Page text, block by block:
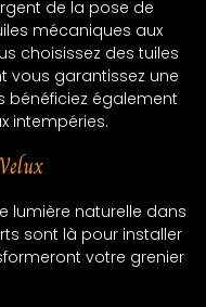
de la pose de
mécaniques aux
choisissez des tuiles
vous garantissez une
bénéficiez également
intempéries.
lumière naturelle dans
sont là pour installer
votre grenier